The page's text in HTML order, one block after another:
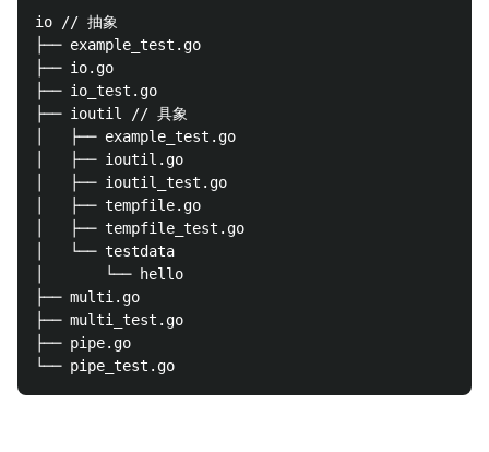
io // 抽象
├── example_test.go
├── io.go
├── io_test.go
├── ioutil // 具象
│   ├── example_test.go
│   ├── ioutil.go
│   ├── ioutil_test.go
│   ├── tempfile.go
│   ├── tempfile_test.go
│   └── testdata
│       └── hello
├── multi.go
├── multi_test.go
├── pipe.go